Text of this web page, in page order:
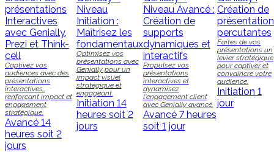
présentations
Interactives
avec Genially,
Prezi et Think-
cell
Captivez vos
audiences avec des
présentations
interactives,
renforçant impact et
engagement
stratégique.
Avancé 14
heures soit 2
jours
Niveau
Initiation :
Maîtrisez les
fondamentaux
Optimisez vos
présentations avec
Genially pour un
impact visuel
stratégique et
engageant.
Initiation 14
heures soit 2
jours
Niveau Avancé :
Création de
supports
dynamiques et
interactifs
Propulsez vos
présentations
interactives et
dynamisez
l'engagement client
avec Genially avancé.
Avancé 7 heures
soit 1 jour
Création de
percutantes
Faites de vos
présentations un
levier stratégique
pour captiver et
convaincre votre
audience.
Initiation 1
jour